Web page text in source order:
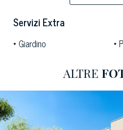
living open space
porticato esterno
e l'area
ed esterno. Il concept
minimale, con particolare
spazi e alla qualità della luce
l'intero piano senza interruzioni.
una lavanderia completano le
Servizi Extra
Giardino
ALTRE